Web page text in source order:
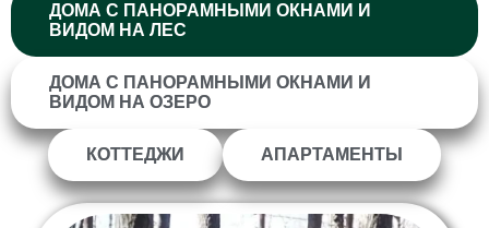
ДОМА С ПАНОРАМНЫМИ ОКНАМИ И
ВИДОМ НА ЛЕС
ДОМА С ПАНОРАМНЫМИ ОКНАМИ И
ВИДОМ НА ОЗЕРО
КОТТЕДЖИ АПАРТАМЕНТЫ